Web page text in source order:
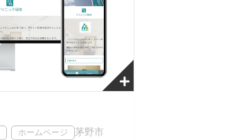
ホームページ 茅野市